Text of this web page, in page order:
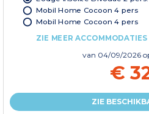
Mobil Home Cocoon 4 pers
Mobil Home Cocoon 4 pers
ZIE MEER ACCOMMODATIES
van 04/09/2026
€
ZIE